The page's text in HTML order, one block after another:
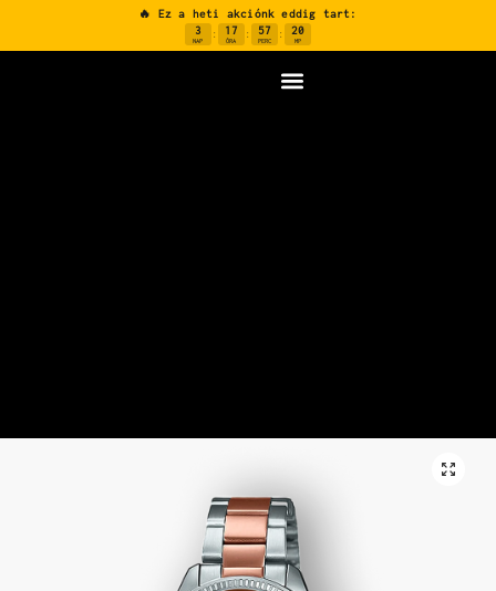
🔥 Ez a heti akciónk eddig tart:
3
NAP
: 17
ÓRA
: 57
PERC
: 19
MP